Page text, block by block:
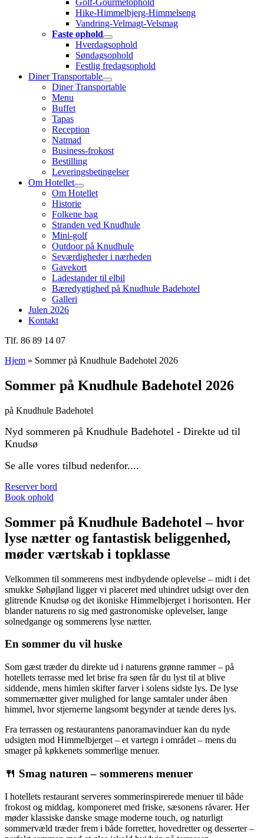
Golf-Gourmetophold
Hike-Himmelbjerg-Himmelseng
Vandring-Velmagt-Velsmag
Faste ophold
Hverdagsophold
Søndagsophold
Festlig fredagsophold
Diner Transportable
Diner Transportable
Menu
Buffet
Tapas
Reception
Natmad
Business-frokost
Bestilling
Leveringsbetingelser
Om Hotellet
Om Hotellet
Historie
Folkene bag
Stranden ved Knudhule
Mini-golf
Outdoor på Knudhule
Seværdigheder i nærheden
Gavekort
Ladestander til elbil
Bæredygtighed på Knudhule Badehotel
Galleri
Julen 2026
Kontakt
Tlf. 86 89 14 07
Hjem » Sommer på Knudhule Badehotel 2026
Sommer på Knudhule Badehotel 2026
på Knudhule Badehotel
Nyd sommeren på Knudhule Badehotel - Direkte ud til
Knudsø
Se alle vores tilbud nedenfor....
Reserver bord
Book ophold
Sommer på Knudhule Badehotel – hvor
lyse nætter og fantastisk beliggenhed,
møder værtskab i topklasse
Velkommen til sommerens mest indbydende oplevelse – midt i det
smukke Søhøjland ligger vi placeret med uhindret udsigt over den
glitrende Knudsø og det ikoniske Himmelbjerget i horisonten. Her
blander naturens ro sig med gastronomiske oplevelser, lange
solnedgange og sommerens lyse nætter.
En sommer du vil huske
Som gæst træder du direkte ud i naturens grønne rammer – på
hotellets terrasse med let brise fra søen får du lyst til at blive
siddende, mens himlen skifter farver i solens sidste lys. De lyse
sommernætter giver mulighed for lange samtaler under åben
himmel, hvor stjernerne langsomt begynder at tænde deres lys.
Fra terrassen og restaurantens panorama­vinduer kan du nyde
udsigten mod Himmelbjerget – et vartegn i området – mens du
smager på køkkenets sommerlige menuer.
🍴 Smag naturen – sommerens menuer
I hotellets restaurant serveres sommerinspirerede menuer til både
frokost og middag, komponeret med friske, sæsonens råvarer. Her
møder klassiske danske smage moderne touch, og naturligt
sommervæld træder frem i både forretter, hovedretter og desserter –